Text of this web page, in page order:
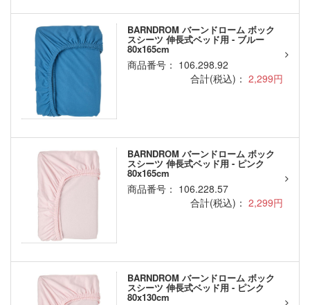
BARNDROM バーンドローム ボック
スシーツ 伸長式ベッド用 - ブルー
80x165cm
商品番号： 106.298.92
合計(税込)： 2,299円
BARNDROM バーンドローム ボック
スシーツ 伸長式ベッド用 - ピンク
80x165cm
商品番号： 106.228.57
合計(税込)： 2,299円
BARNDROM バーンドローム ボック
スシーツ 伸長式ベッド用 - ピンク
80x130cm